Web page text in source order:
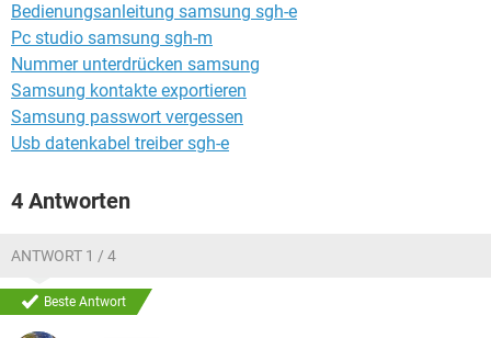
Bedienungsanleitung samsung sgh-e
Pc studio samsung sgh-m
Nummer unterdrücken samsung
Samsung kontakte exportieren
Samsung passwort vergessen
Usb datenkabel treiber sgh-e
4 Antworten
ANTWORT 1 / 4
Beste Antwort